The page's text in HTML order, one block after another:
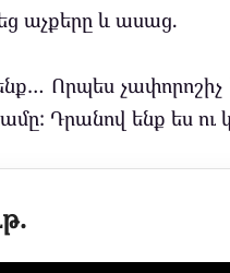
աչքերը և ասաց.
Որպես
Դրանով ենք ես ու